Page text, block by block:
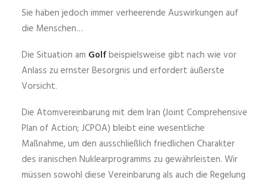
Sie haben jedoch immer verheerende Auswirkungen auf
die Menschen…
Die Situation am Golfbeispielsweise gibt nach wie vor
Anlass zu ernster Besorgnis und erfordert äußerste
Vorsicht.
Die Atomvereinbarung mit dem Iran (Joint Comprehensive
Plan of Action; JCPOA) bleibt eine wesentliche
Maßnahme, um den ausschließlich friedlichen Charakter
des iranischen Nuklearprogramms zu gewährleisten. Wir
müssen sowohl diese Vereinbarung als auch die Regelung